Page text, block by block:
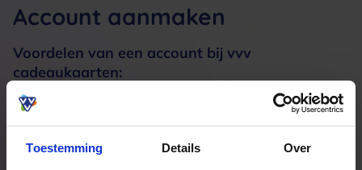
Toestemming Details Over
Account aanmaken
Voordelen van een account bij vvv
cadeaukaarten:
Meerdere adressen registreren
Een bestelling volgen